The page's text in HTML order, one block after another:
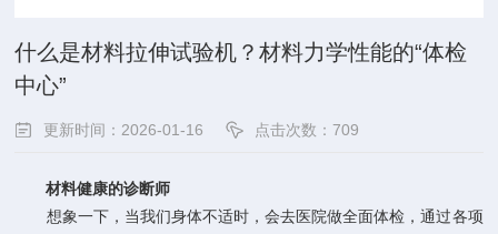
什么是材料拉伸试验机？材料力学性能的“体检
中心”
更新时间：2026-01-16 点击次数：709
材料健康的诊断师
想象一下，当我们身体不适时，会去医院做全面体检，通过各项